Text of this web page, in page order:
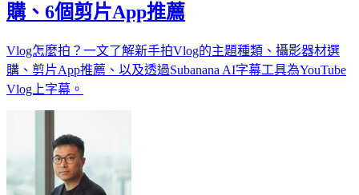
購、6個剪片App推薦
Vlog怎麼拍？一文了解新手拍Vlog的主題種類、攝影器材選
購、剪片App推薦、以及透過Subanana AI字幕工具為YouTube
Vlog上字幕。